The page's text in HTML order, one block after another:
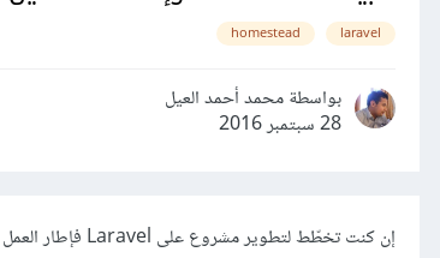
laravel
homestead
بواسطة محمد أحمد العيل
28 سبتمبر 2016